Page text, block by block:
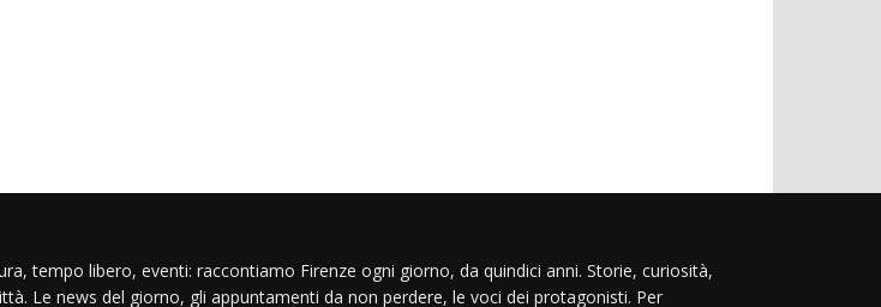
tempo libero, eventi: raccontiamo Firenze ogni giorno, da quindici anni. Storie, curiosità,
Le news del giorno, gli appuntamenti da non perdere, le voci dei protagonisti. Per